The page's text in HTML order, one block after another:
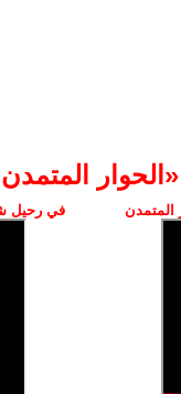
المتمدن في رحيل